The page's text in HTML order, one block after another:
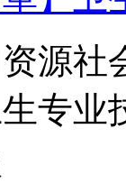
源社
专业